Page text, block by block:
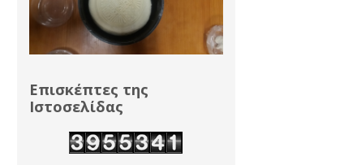
Επισκέπτες της
Ιστοσελίδας